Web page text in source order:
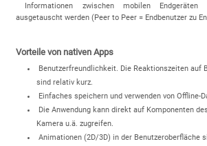
Informationen zwischen mobilen Endgeräten
ausgetauscht werden (Peer to Peer = Endbenutzer zu
Vorteile von nativen Apps
Benutzerfreundlichkeit. Die Reaktionszeiten auf
sind relativ kurz.
Einfaches speichern und verwenden von Offline-
Die Anwendung kann direkt auf Komponenten
Kamera u.ä. zugreifen.
Animationen (2D/3D) in der Benutzeroberfläche